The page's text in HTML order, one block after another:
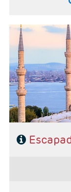
Contacto
Sorteos
- Salidas: Diarias
- Ruta: 3 noches
- Categoría
- Régimen: